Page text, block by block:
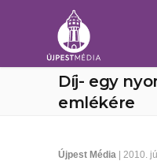
Díj- egy
emlékére
Újpest Média | 2010.